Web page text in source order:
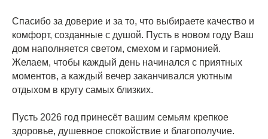
Спасибо за доверие и за то, что выбираете качество и
комфорт, созданные с душой. Пусть в новом году Ваш
дом наполняется светом, смехом и гармонией.
Желаем, чтобы каждый день начинался с приятных
моментов, а каждый вечер заканчивался уютным
отдыхом в кругу самых близких.
Пусть 2026 год принесёт вашим семьям крепкое
здоровье, душевное спокойствие и благополучие.